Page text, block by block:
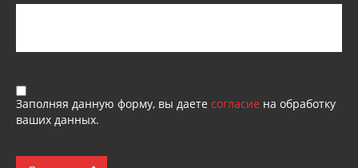
Заполняя данную форму, вы даете согласие на обработку
ваших данных.